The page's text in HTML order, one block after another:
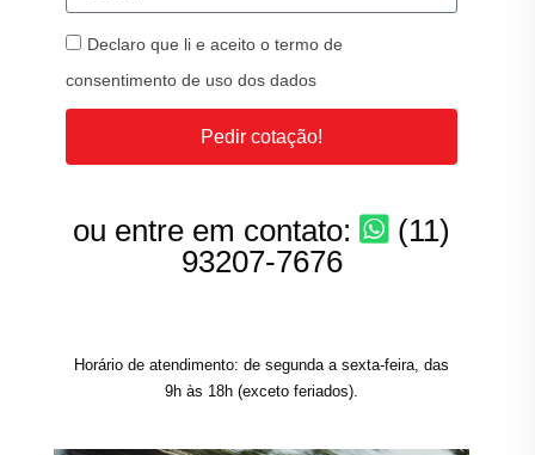
Declaro que li e aceito o termo de
consentimento de uso dos dados
Pedir cotação!
ou entre em contato:
(11)
93207-7676
Horário de atendimento: de segunda a sexta-feira, das
9h às 18h (exceto feriados).